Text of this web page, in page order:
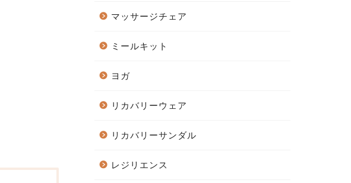
マッサージチェア
ミールキット
ヨガ
リカバリーウェア
リカバリーサンダル
レジリエンス